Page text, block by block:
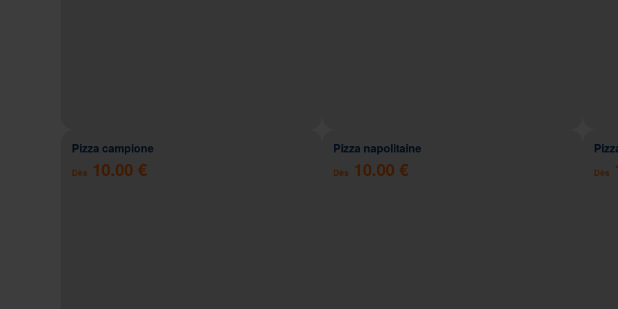
Pizza campione
Dès 10.00 €
Pizza napolitaine
Dès 10.00 € Dès